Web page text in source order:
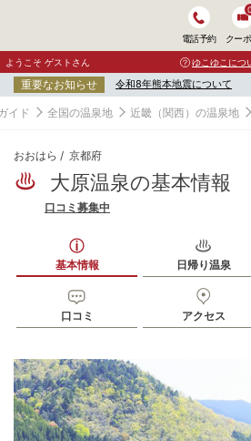
電話予約 クー
0
ようこそ ゲストさん ゆこゆこにつ
重要なお知らせ 令和8年熊本地震について
イド 全国の温泉地 近畿（関西）の温泉地
おおはら 京都府
大原温泉の基本情報
口コミ募集中
基本情報 日帰り温泉
口コミ アクセス